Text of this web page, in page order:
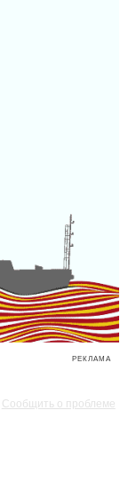
РЕКЛАМА
Сообщить о проблеме